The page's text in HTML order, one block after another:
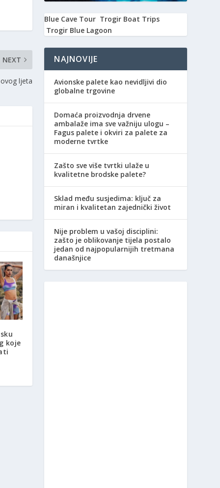
NEXT
ljeta
koje
Blue Cave Tour Trogir Boat Trips
Trogir Blue Lagoon
NAJNOVIJE
Avionske palete kao nevidljivi dio
globalne trgovine
Domaća proizvodnja drvene
ambalaže ima sve važniju ulogu –
Fagus palete i okviri za palete za
moderne tvrtke
Zašto sve više tvrtki ulaže u
kvalitetne brodske palete?
Sklad među susjedima: ključ za
miran i kvalitetan zajednički život
Nije problem u vašoj disciplini:
zašto je oblikovanje tijela postalo
jedan od najpopularnijih tretmana
današnjice